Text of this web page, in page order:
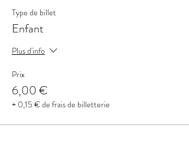
Type de billet
Enfant
Plus d'info
Prix
6,00 €
+ 0,15 € de frais de billetterie